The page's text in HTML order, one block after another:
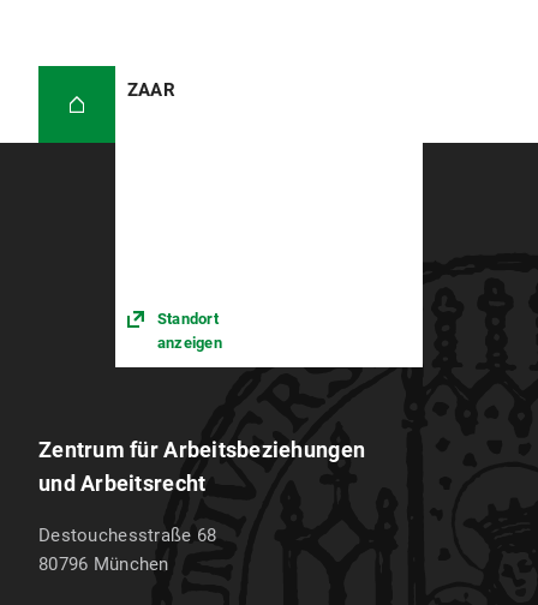
ZAAR
Standort
anzeigen
Zentrum für Arbeitsbeziehungen
und Arbeitsrecht
Destouchesstraße 68
80796 München